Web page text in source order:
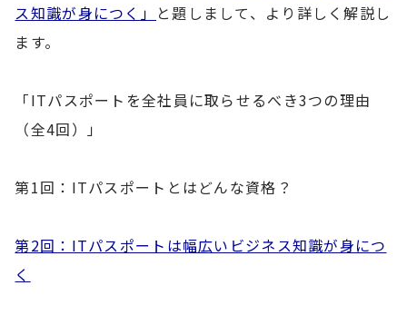
ス知識が身につく」 と題しまして、より詳しく解説し
ます。
「ITパスポートを全社員に取らせるべき3つの理由
（全4回）」
第1回：ITパスポートとはどんな資格？
第2回：ITパスポートは幅広いビジネス知識が身につ
く